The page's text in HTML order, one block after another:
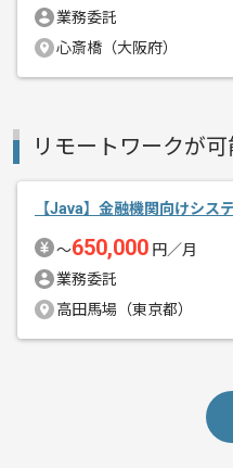
業務委託
心斎橋（大阪府）
リモートワークが
【Java】金融機関向けシス
〜650,000 円／月
業務委託
高田馬場（東京都）